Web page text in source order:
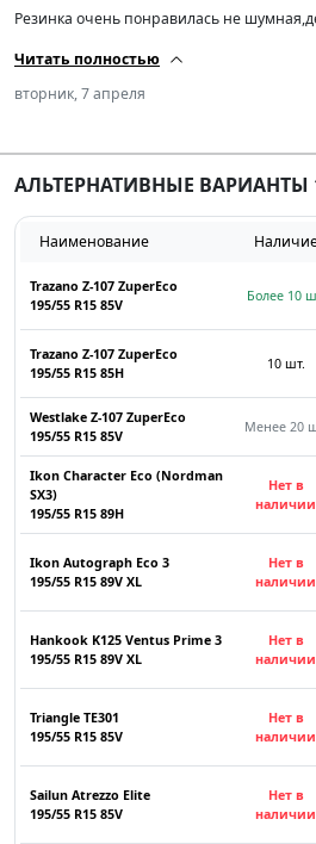
Резинка очень понравилась не
выискивать конец 25-го начало 26-го т.к.
15 грамм шиномонтажник удивился🤩) да
Читать полностью
вторник, 7 апреля
АЛЬТЕРНАТИВНЫЕ ВАРИАНТЫ
Наименование
Trazano Z-107 ZuperEco
195/55 R15 85V
Более 10
Trazano Z-107 ZuperEco
195/55 R15 85H
10 шт.
Westlake Z-107 ZuperEco
195/55 R15 85V
Менее 20
Ikon Character Eco (Nordman
SX3)
195/55 R15 89H
Нет в
наличии
Ikon Autograph Eco 3
195/55 R15 89V XL
Нет в
наличии
Hankook K125 Ventus Prime 3
195/55 R15 89V XL
Нет в
наличии
Triangle TE301
195/55 R15 85V
Нет в
наличии
Sailun Atrezzo Elite
195/55 R15 85V
Нет в
наличии